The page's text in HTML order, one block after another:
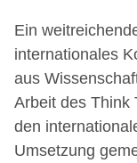
Ein
internationales
aus
Arbeit des Think
den
Umsetzung